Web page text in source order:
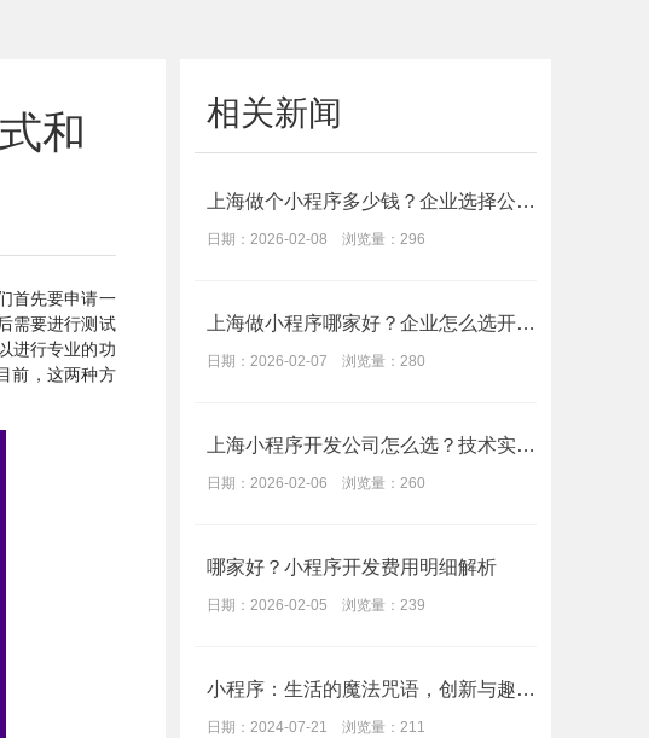
和
首先要申请一
需要进行测试
进行专业的功
前，这两种方
相关新闻
上海做个小程序多少钱？企业选择公司价格功能指南
日期：2026-02-08 浏览量：296
上海做小程序哪家好？企业怎么选开发公司
日期：2026-02-07 浏览量：280
上海小程序开发公司怎么选？技术实力、行业经验是关键
日期：2026-02-06 浏览量：260
哪家好？小程序开发费用明细解析
日期：2026-02-05 浏览量：239
小程序：生活的魔法咒语，创新与趣味的新天地
日期：2024-07-21 浏览量：211